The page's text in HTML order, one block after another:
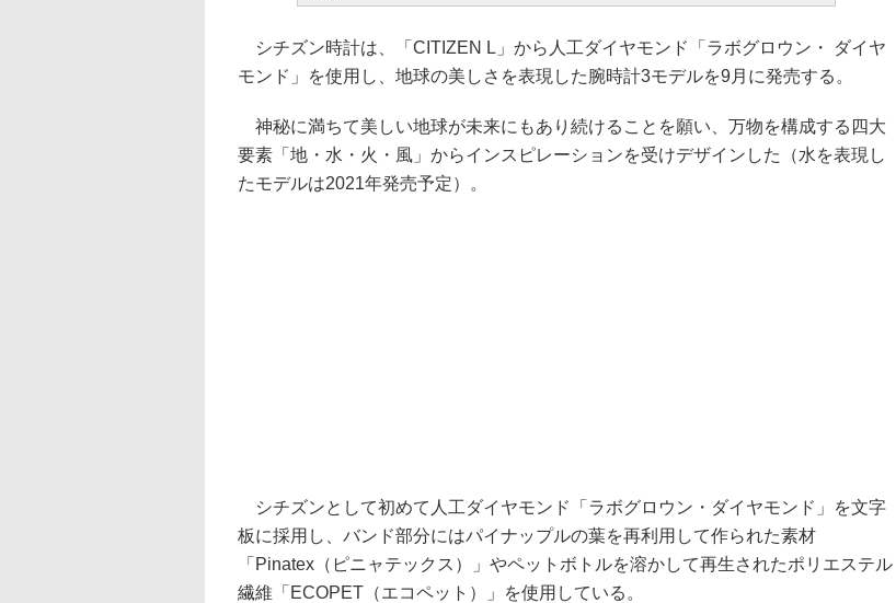
シチズン時計は、「CITIZEN L」から人工ダイヤモンド「ラボグロウン・ ダイヤ
モンド」を使用し、地球の美しさを表現した腕時計3モデルを9月に発売する。
神秘に満ちて美しい地球が未来にもあり続けることを願い、万物を構成する四大
要素「地・水・火・風」からインスピレーションを受けデザインした（水を表現し
たモデルは2021年発売予定）。
シチズンとして初めて人工ダイヤモンド「ラボグロウン・ダイヤモンド」を文字
板に採用し、バンド部分にはパイナップルの葉を再利用して作られた素材
「Pinatex（ピニャテックス）」やペットボトルを溶かして再生されたポリエステル
繊維「ECOPET（エコペット）」を使用している。